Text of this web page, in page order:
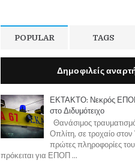
POPULAR TAGS
Δημοφιλείς
ΕΚΤΑΚΤΟ: Νεκρός
στο Διδυμότειχο
Θανάσιμος
Οπλίτη, σε τροχαίο
πρώτες πληροφορίες
πρόκειται για ΕΠΟΠ ...